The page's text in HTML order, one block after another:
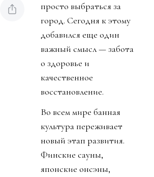
просто выбраться за
город. Сегодня к этому
добавился еще один
важный смысл — забота
о здоровье и
качественное
восстановление.
Во всем мире банная
культура переживает
новый этап развития.
Финские сауны,
японские онсэны,